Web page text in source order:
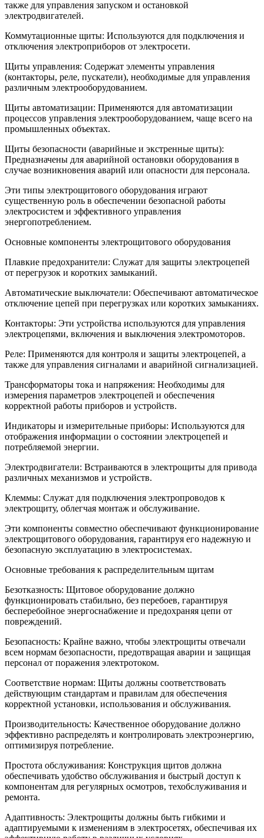
также для управления запуском и остановкой
электродвигателей.
Коммутационные щиты: Используются для подключения и
отключения электроприборов от электросети.
Щиты управления: Содержат элементы управления
(контакторы, реле, пускатели), необходимые для управления
различным электрооборудованием.
Щиты автоматизации: Применяются для автоматизации
процессов управления электрооборудованием, чаще всего на
промышленных объектах.
Щиты безопасности (аварийные и экстренные щиты):
Предназначены для аварийной остановки оборудования в
случае возникновения аварий или опасности для персонала.
Эти типы электрощитового оборудования играют
существенную роль в обеспечении безопасной работы
электросистем и эффективного управления
энергопотреблением.
Основные компоненты электрощитового оборудования
Плавкие предохранители: Служат для защиты электроцепей
от перегрузок и коротких замыканий.
Автоматические выключатели: Обеспечивают автоматическое
отключение цепей при перегрузках или коротких замыканиях.
Контакторы: Эти устройства используются для управления
электроцепями, включения и выключения электромоторов.
Реле: Применяются для контроля и защиты электроцепей, а
также для управления сигналами и аварийной сигнализацией.
Трансформаторы тока и напряжения: Необходимы для
измерения параметров электроцепей и обеспечения
корректной работы приборов и устройств.
Индикаторы и измерительные приборы: Используются для
отображения информации о состоянии электроцепей и
потребляемой энергии.
Электродвигатели: Встраиваются в электрощиты для привода
различных механизмов и устройств.
Клеммы: Служат для подключения электропроводов к
электрощиту, облегчая монтаж и обслуживание.
Эти компоненты совместно обеспечивают функционирование
электрощитового оборудования, гарантируя его надежную и
безопасную эксплуатацию в электросистемах.
Основные требования к распределительным щитам
Безотказность: Щитовое оборудование должно
функционировать стабильно, без перебоев, гарантируя
бесперебойное энергоснабжение и предохраняя цепи от
повреждений.
Безопасность: Крайне важно, чтобы электрощиты отвечали
всем нормам безопасности, предотвращая аварии и защищая
персонал от поражения электротоком.
Соответствие нормам: Щиты должны соответствовать
действующим стандартам и правилам для обеспечения
корректной установки, использования и обслуживания.
Производительность: Качественное оборудование должно
эффективно распределять и контролировать электроэнергию,
оптимизируя потребление.
Простота обслуживания: Конструкция щитов должна
обеспечивать удобство обслуживания и быстрый доступ к
компонентам для регулярных осмотров, техобслуживания и
ремонта.
Адаптивность: Электрощиты должны быть гибкими и
адаптируемыми к изменениям в электросетях, обеспечивая их